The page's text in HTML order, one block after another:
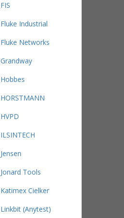
FIS
Fluke Industrial
Fluke Networks
Grandway
Hobbes
HORSTMANN
HVPD
ILSINTECH
Jensen
Jonard Tools
Katimex Cielker
Linkbit (Anytest)